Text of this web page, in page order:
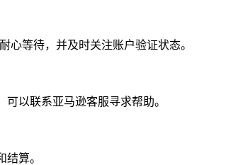
心等待，并及时关注账户验证状态。
以联系亚马逊客服寻求帮助。
算。